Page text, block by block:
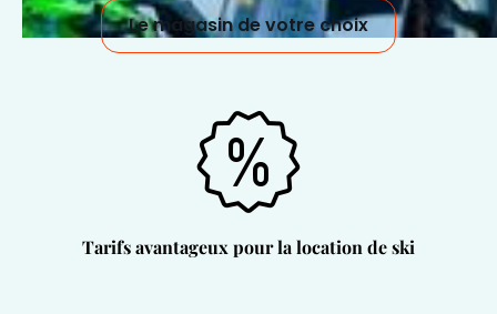
Le magasin de votre choix
Tarifs avantageux pour la location de ski